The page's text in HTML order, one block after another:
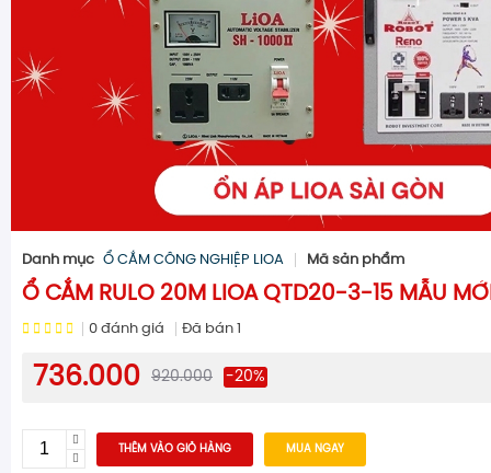
Danh mục Ổ CẮM CÔNG NGHIỆP LIOA Mã sản phẩm
Ổ CẮM RULO 20M LIOA QTD20-3-15 MẪU
0 đánh giá Đã bán 1
736.000 920.000 -20%
THÊM VÀO GIỎ HÀNG MUA NGAY